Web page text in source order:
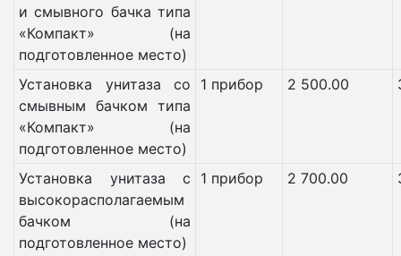
и смывного бачка типа
«Компакт» (на
подготовленное место)
Установка унитаза со
смывным бачком типа
«Компакт» (на
подготовленное место)
1 прибор 2 500.00
Установка унитаза с
высокорасполагаемым
бачком (на
подготовленное место)
1 прибор 2 700.00